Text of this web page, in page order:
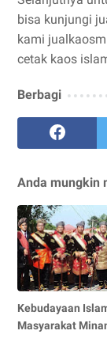
bisa kunjungi
kami
cetak kaos
Berbagi
Anda mungkin
Kebudayaan
Masyarakat